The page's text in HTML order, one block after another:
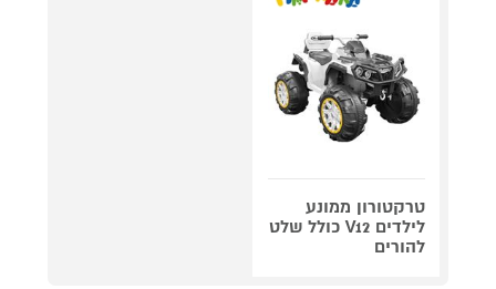
טרקטורון ממונע
לילדים V12 כולל שלט
להורים